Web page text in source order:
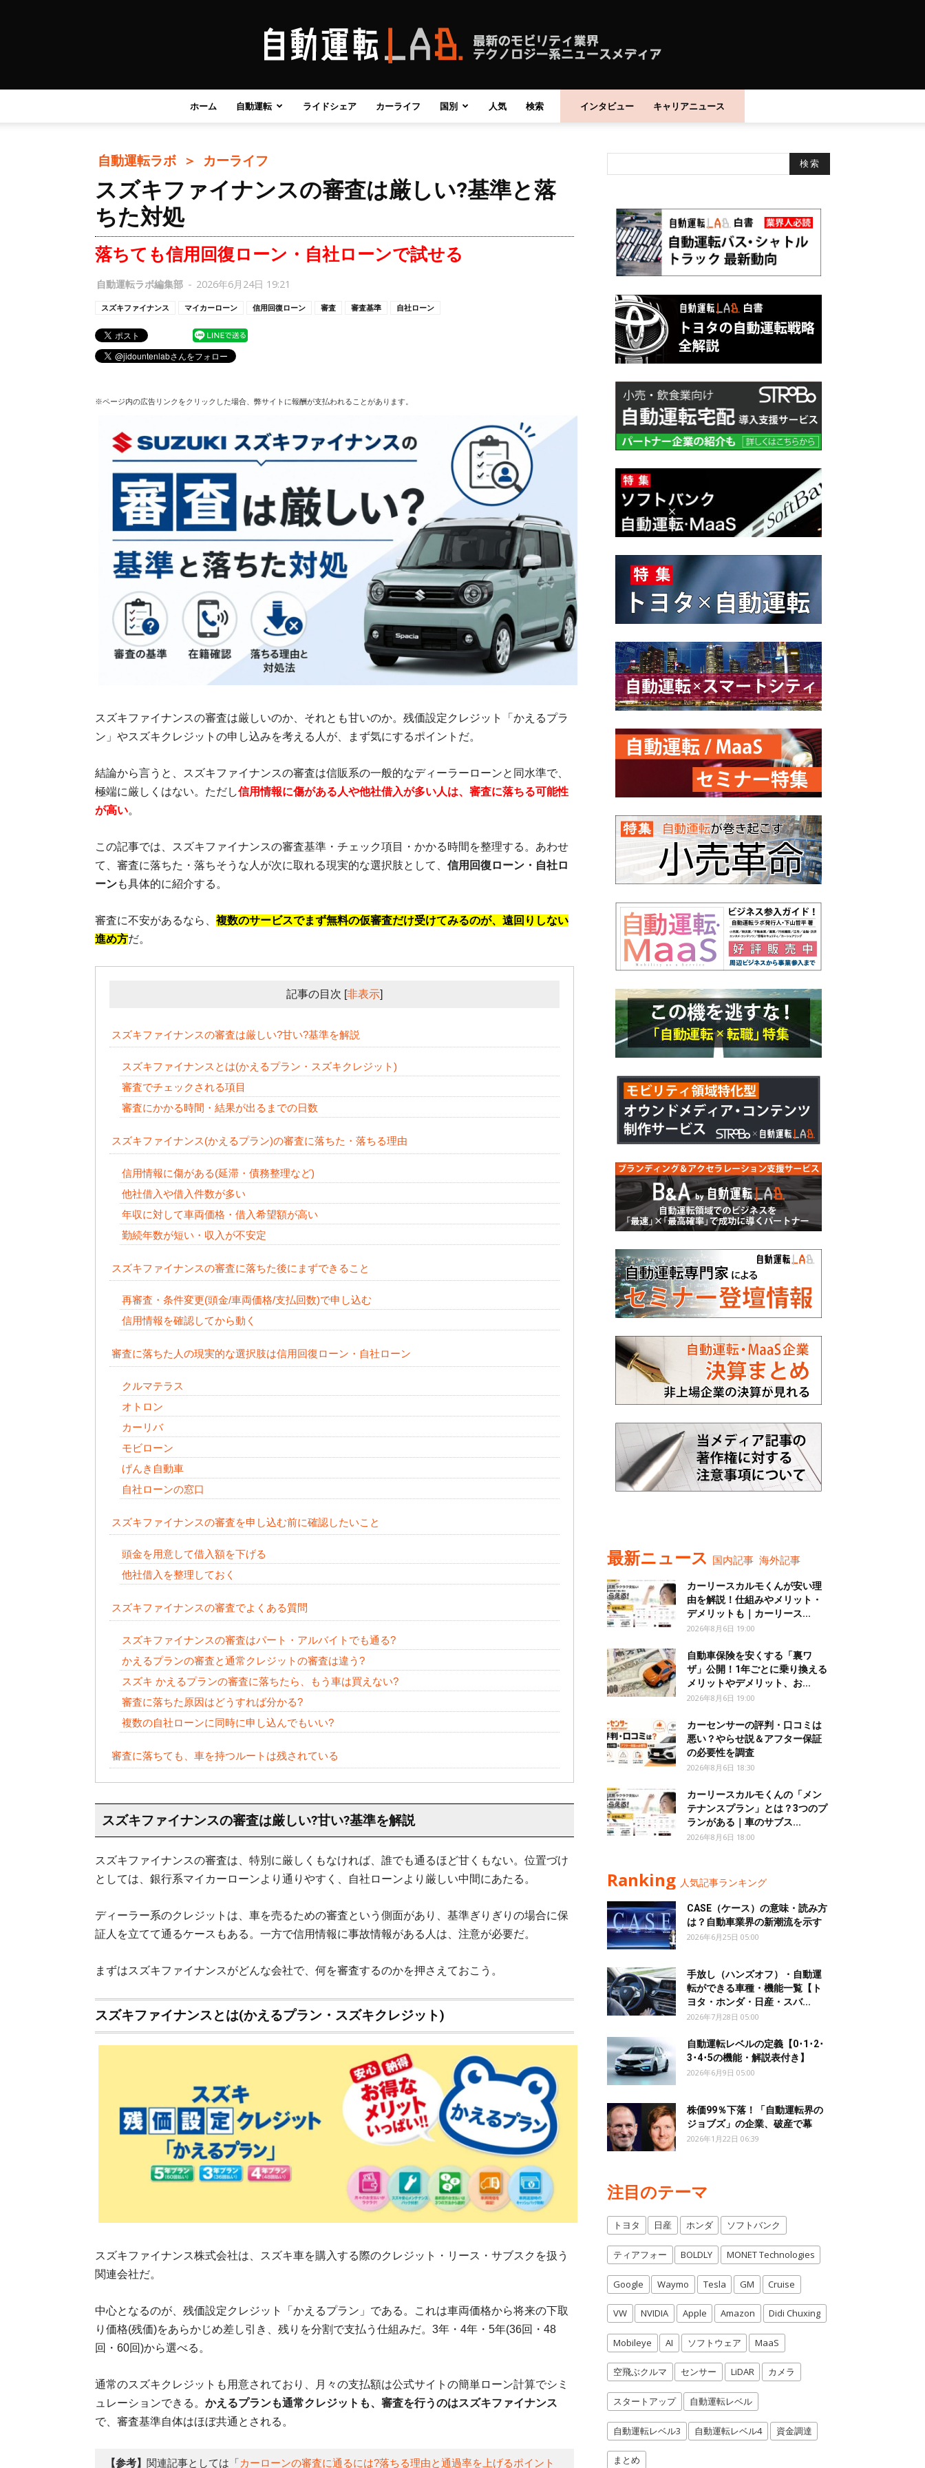
自
動
ホーム 自動運転 ライドシェア カーライフ 国別 人気 検索 インタビュー キャリアニュース
自動運転ラボ ＞ カーライフ
スズキファイナンスの審査は厳しい?基準と落
ちた対処
落ちても信用回復ローン・自社ローンで試せる
自動運転ラボ編集部 - 2026年6月24日 19:21
スズキファイナンス マイカーローン 信用回復ローン 審査 審査基準 自社ローン
※ページ内の広告リンクをクリックした場合、弊サイトに報酬が支払われることがあります。
スズキファイナンスの審査は厳しいのか、それとも甘いのか。残価設定クレジット「かえるプラ
ン」やスズキクレジットの申し込みを考える人が、まず気にするポイントだ。
結論から言うと、スズキファイナンスの審査は信販系の一般的なディーラーローンと同水準で、
極端に厳しくはない。ただし信用情報に傷がある人や他社借入が多い人は、審査に落ちる可能性
が高い。
この記事では、スズキファイナンスの審査基準・チェック項目・かかる時間を整理する。あわせ
て、審査に落ちた・落ちそうな人が次に取れる現実的な選択肢として、 信用回復ローン・自社ロ
ーンも具体的に紹介する。
審査に不安があるなら、 複数のサービスでまず無料の仮審査だけ受けてみるのが、遠回りしない
進め方だ。
記事の目次 [非表示]
スズキファイナンスの審査は厳しい?甘い?基準を解説
スズキファイナンスとは(かえるプラン・スズキクレジット)
審査でチェックされる項目
審査にかかる時間・結果が出るまでの日数
スズキファイナンス(かえるプラン)の審査に落ちた・落ちる理由
信用情報に傷がある(延滞・債務整理など)
他社借入や借入件数が多い
年収に対して車両価格・借入希望額が高い
勤続年数が短い・収入が不安定
スズキファイナンスの審査に落ちた後にまずできること
再審査・条件変更(頭金/車両価格/支払回数)で申し込む
信用情報を確認してから動く
審査に落ちた人の現実的な選択肢は信用回復ローン・自社ローン
クルマテラス
オトロン
カーリバ
モビローン
げんき自動車
自社ローンの窓口
スズキファイナンスの審査を申し込む前に確認したいこと
頭金を用意して借入額を下げる
他社借入を整理しておく
スズキファイナンスの審査でよくある質問
スズキファイナンスの審査はパート・アルバイトでも通る?
かえるプランの審査と通常クレジットの審査は違う?
スズキ かえるプランの審査に落ちたら、もう車は買えない?
審査に落ちた原因はどうすれば分かる?
複数の自社ローンに同時に申し込んでもいい?
審査に落ちても、車を持つルートは残されている
スズキファイナンスの審査は厳しい?甘い?基準を解説
スズキファイナンスの審査は、特別に厳しくもなければ、誰でも通るほど甘くもない。位置づけ
としては、銀行系マイカーローンより通りやすく、自社ローンより厳しい中間にあたる。
ディーラー系のクレジットは、車を売るための審査という側面があり、基準ぎりぎりの場合に保
証人を立てて通るケースもある。一方で信用情報に事故情報がある人は、注意が必要だ。
まずはスズキファイナンスがどんな会社で、何を審査するのかを押さえておこう。
スズキファイナンスとは(かえるプラン・スズキクレジット)
スズキファイナンス株式会社は、スズキ車を購入する際のクレジット・リース・サブスクを扱う
関連会社だ。
中心となるのが、残価設定クレジット「かえるプラン」である。これは車両価格から将来の下取
り価格(残価)をあらかじめ差し引き、残りを分割で支払う仕組みだ。3年・4年・5年(36回・48
回・60回)から選べる。
通常のスズキクレジットも用意されており、月々の支払額は公式サイトの簡単ローン計算でシミ
ュレーションできる。 かえるプランも通常クレジットも、審査を行うのはスズキファイナンス
で、審査基準自体はほぼ共通とされる。
【参考】 関連記事としては「カーローンの審査に通るには?落ちる理由と通過率を上げるポイント
最新ニュース 国内記事 海外記事
カーリースカルモくんが安い理
由を解説！仕組みやメリット・
デメリットも｜カーリース...
2026年8月6日 19:00
自動車保険を安くする「裏ワ
ザ」公開！1年ごとに乗り換える
メリットやデメリット、お...
2026年8月6日 19:00
カーセンサーの評判・口コミは
悪い？やらせ説＆アフター保証
の必要性を調査
2026年8月6日 18:30
カーリースカルモくんの「メン
テナンスプラン」とは？3つのプ
ランがある｜車のサブス...
2026年8月6日 18:00
Ranking 人気記事ランキング
CASE（ケース）の意味・読み方
は？自動車業界の新潮流を示す
2026年6月25日 05:00
手放し（ハンズオフ）・自動運
転ができる車種・機能一覧【ト
ヨタ・ホンダ・日産・スバ...
2026年7月28日 05:00
自動運転レベルの定義【0･1･2･
3･4･5の機能・解説表付き】
2026年6月9日 05:00
株価99％下落！「自動運転界の
ジョブズ」の企業、破産で幕
2026年1月22日 06:39
注目のテーマ
トヨタ 日産 ホンダ ソフトバンク
ティアフォー BOLDLY MONET Technologies
Google Waymo Tesla GM Cruise
VW NVIDIA Apple Amazon Didi Chuxing
Mobileye AI ソフトウェア MaaS
空飛ぶクルマ センサー LiDAR カメラ
スタートアップ 自動運転レベル
自動運転レベル3 自動運転レベル4 資金調達
まとめ